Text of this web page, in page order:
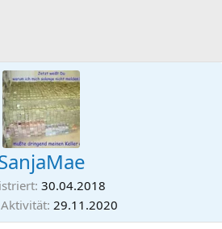
30.04.2018
29.11.2020